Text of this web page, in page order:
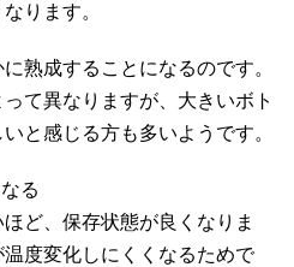
ります。
熟成することになるのです。
て異なりますが、大きいボト
と感じる方も多いようです。
る
ど、保存状態が良くなりま
度変化しにくくなるためで